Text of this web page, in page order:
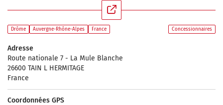
Drôme Auvergne-Rhône-Alpes France Concessionnaires
Adresse
Route nationale 7 - La Mule Blanche
26600 TAIN L HERMITAGE
France
Coordonnées GPS